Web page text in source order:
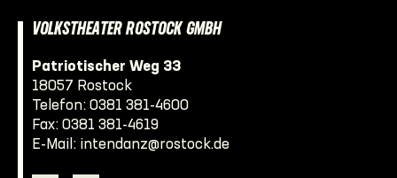
VOLKSTHEATER ROSTOCK GMBH
Patriotischer Weg 33
18057 Rostock
Telefon: 0381 381-4600
Fax: 0381 381-4619
E-Mail: intendanz@rostock.de